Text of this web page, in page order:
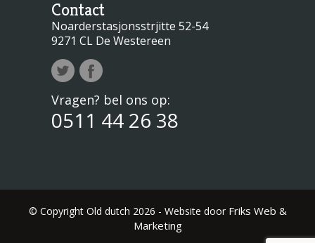
Contact
Noarderstasjonsstrjitte 52-54
9271 CL De Westereen
Vragen? bel ons op:
0511 44 26 38
© Copyright Old dutch 2026 - Website door Friks Web &
Marketing